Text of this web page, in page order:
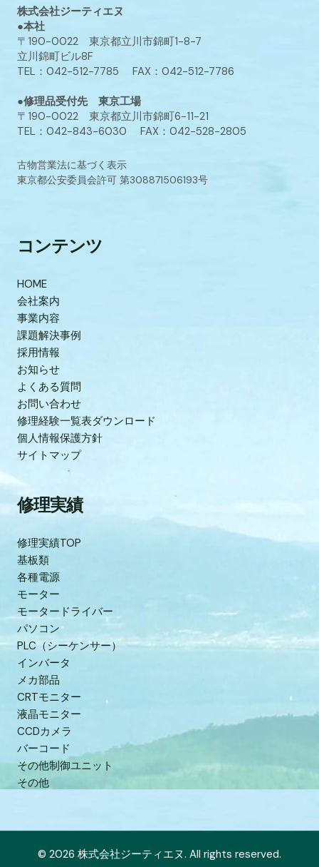
株式会社ジーティエヌ
●本社
〒190-0022 東京都立川市錦町1-8-7
立川錦町ビル8F
TEL：042-512-7785 FAX：042-512-7786
●修理品受付先 東京工場
〒190-0022 東京都立川市錦町6-11-21
TEL：042-843-6030 FAX：042-528-2805
古物営業法に基づく表示
東京都公安委員会許可 第308871506193号
コンテンツ
HOME
会社案内
事業内容
課題解決事例
採用情報
お知らせ
よくある質問
お問い合わせ
修理経験一覧表ダウンロード
個人情報保護方針
サイトマップ
修理実績
修理実績TOP
基板類
各種電源
モーター
モータードライバー
パソコン
PLC（シーケンサー）
インバータ
メカ部品
CRTモニター
液晶モニター
CCDカメラ
バーコード
その他制御ユニット
その他
© 2026 株式会社ジーティエヌ. All rights reserved.